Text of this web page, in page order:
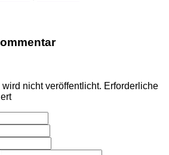
nicht veröffentlicht. Erforderliche